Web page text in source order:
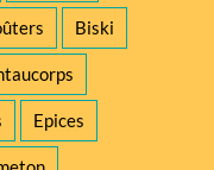
Biski
Epices